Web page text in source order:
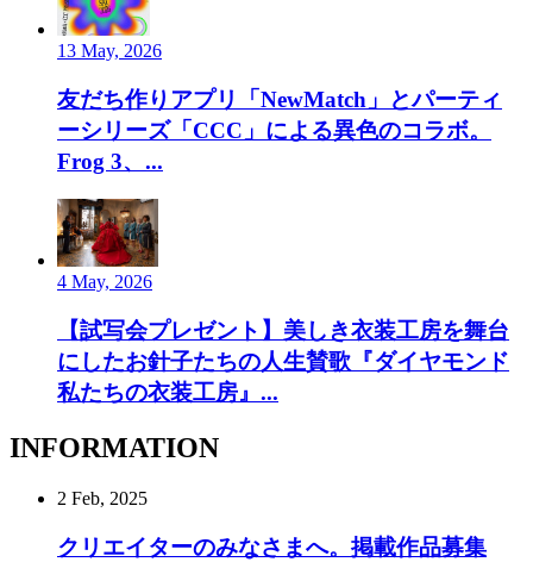
13 May, 2026
友だち作りアプリ「NewMatch」とパーティ
ーシリーズ「CCC」による異色のコラボ。
Frog 3、...
4 May, 2026
【試写会プレゼント】美しき衣装工房を舞台
にしたお針子たちの人生賛歌『ダイヤモンド
私たちの衣装工房』...
INFORMATION
2 Feb, 2025
クリエイターのみなさまへ。掲載作品募集